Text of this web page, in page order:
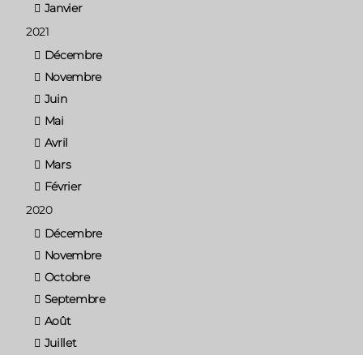
Janvier
2021
Décembre
Novembre
Juin
Mai
Avril
Mars
Février
2020
Décembre
Novembre
Octobre
Septembre
Août
Juillet